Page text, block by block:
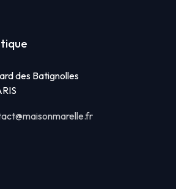
des Batignolles